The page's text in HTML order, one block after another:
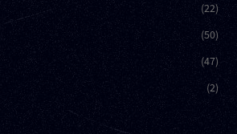
(22)
(50)
(47)
(2)